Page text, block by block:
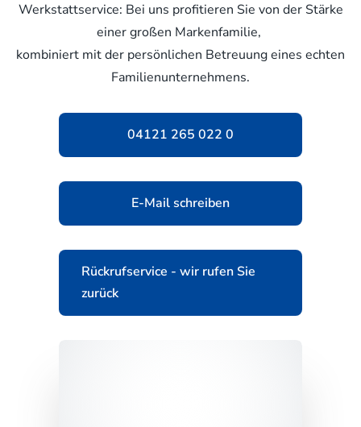
Werkstattservice: Bei uns profitieren Sie von der Stärke
einer großen Markenfamilie,
kombiniert mit der persönlichen Betreuung eines echten
Familienunternehmens.
04121 265 022 0
E-Mail schreiben
Rückrufservice - wir rufen Sie
zurück